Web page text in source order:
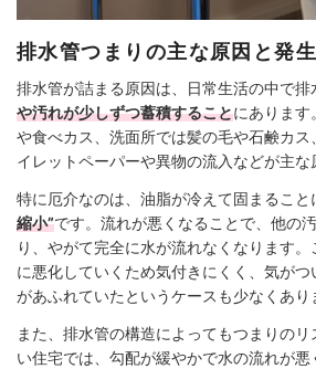
排水管つまりの主な原因と発
排水管が詰まる原因は、日常生活の中で排
や汚れが少しずつ蓄積することにあります
や食べカス、洗面所では髪の毛や石鹸カス
イレットペーパーや異物の流入などが主な
特に厄介なのは、油脂が冷えて固まること
縮小”です。流れが悪くなることで、他の
り、やがて完全に水が流れなくなります。
に悪化していくため気付きにくく、気が
があふれていたというケースも少なくあり
また、排水管の構造によってもつまりの
い住宅では、勾配が緩やかで水の流れが